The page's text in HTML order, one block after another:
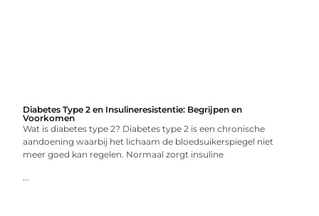
Diabetes Type 2 en Insulineresistentie: Begrijpen en
Voorkomen
Wat is diabetes type 2? Diabetes type 2 is een chronische
aandoening waarbij het lichaam de bloedsuikerspiegel niet
meer goed kan regelen. Normaal zorgt insuline
...